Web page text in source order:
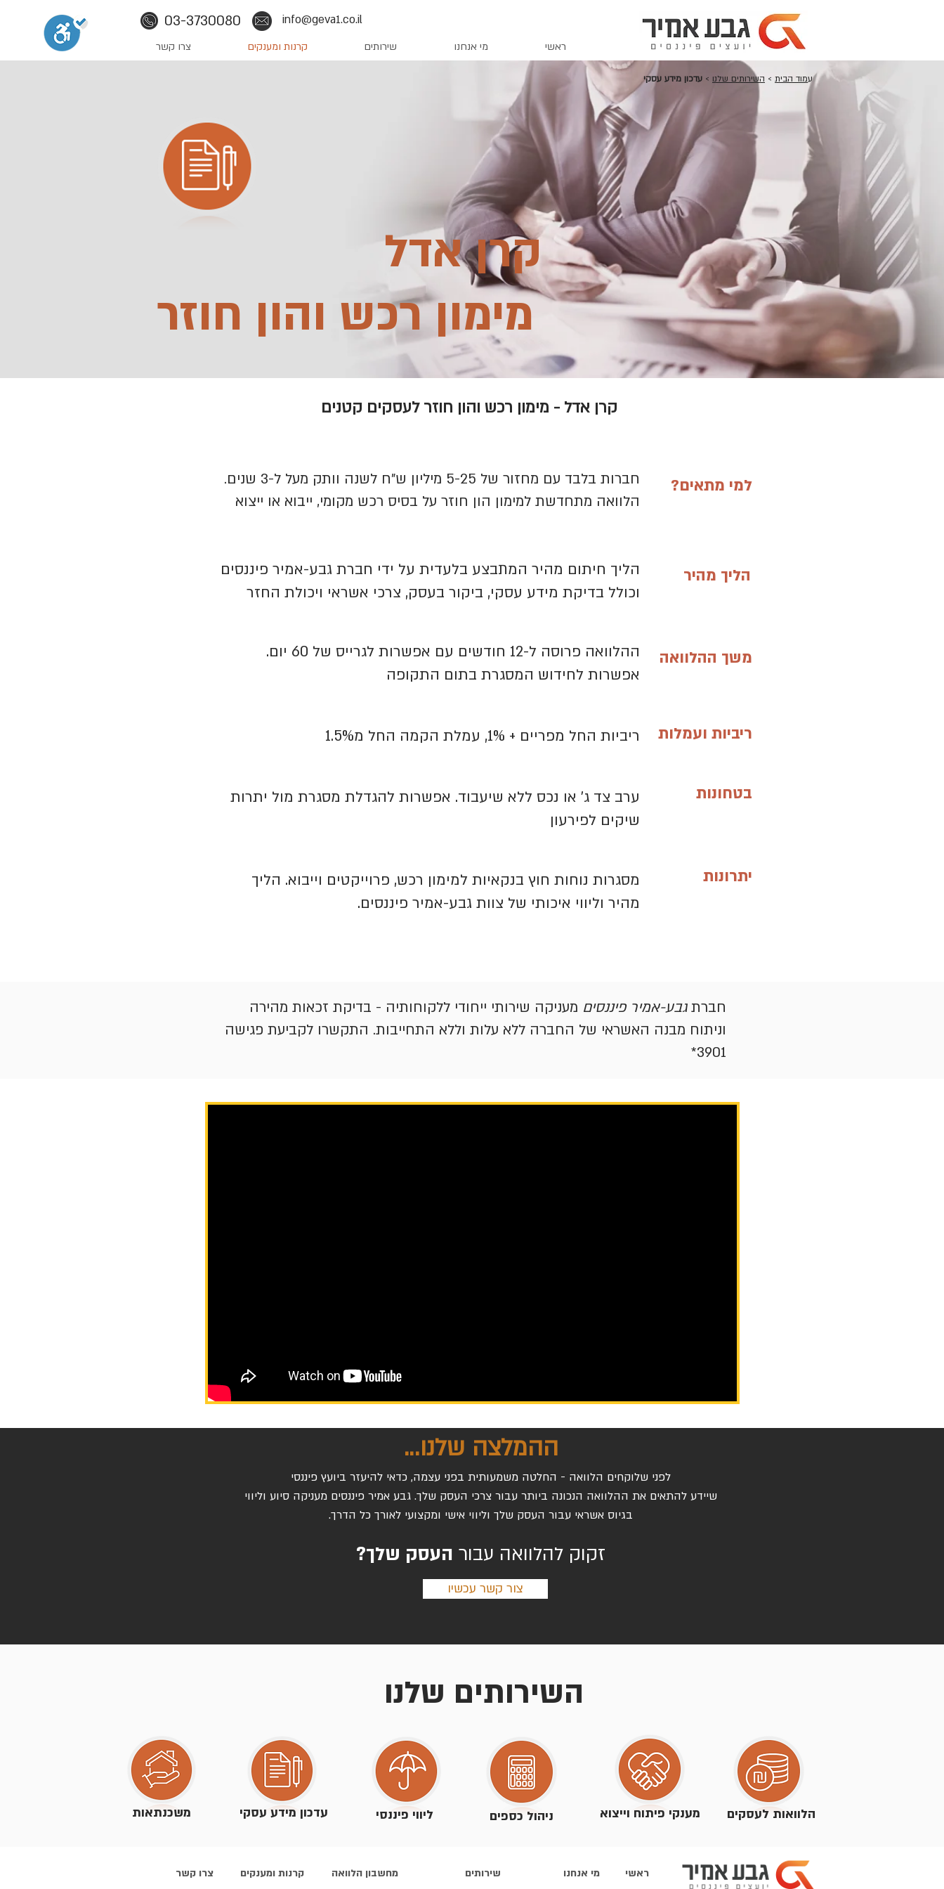
03-3730080 info@geva1.co.il
ראשי מי אנחנו שירותים קרנות ומענקים צרו קשר
עמוד הבית > השירותים שלנו > עדכון מידע עסקי
מימון רכש והון חוזר
קרן אדל
קרן אדל - מימון רכש והון חוזר לעסקים קטנים
חברות בלבד עם מחזור של 5-25 מיליון ש"ח לשנה וותק מעל ל-3 שנים.
הלוואה מתחדשת למימון הון חוזר על בסיס רכש מקומי, ייבוא או ייצוא
למי מתאים?
הליך חיתום מהיר המתבצע בלעדית על ידי חברת גבע-אמיר פיננסים
וכולל בדיקת מידע עסקי, ביקור בעסק, צרכי אשראי ויכולת החזר
הליך מהיר
ההלוואה פרוסה ל-12 חודשים עם אפשרות לגרייס של 60 יום.
אפשרות לחידוש המסגרת בתום התקופה
משך ההלוואה
ריביות החל מפריים + 1%, עמלת הקמה החל מ1.5% ריביות ועמלות
ערב צד ג' או נכס ללא שיעבוד. אפשרות להגדלת מסגרת מול יתרות
שיקים לפירעון
בטחונות
מסגרות נוחות חוץ בנקאיות למימון רכש, פרוייקטים וייבוא. הליך
מהיר וליווי איכותי של צוות גבע-אמיר פיננסים.
יתרונות
חברתגבע-אמיר פיננסים מעניקה שירותי ייחודי ללקוחותיה - בדיקת זכאות מהירה
וניתוח מבנה האשראי של החברה ללא עלות וללא התחייבות. התקשרו לקביעת פגישה
3901*
ההמלצה שלנו...
לפני שלוקחים הלוואה - החלטה משמעותית בפני עצמה, כדאי להיעזר ביועץ פיננסי
שיידע להתאים את ההלוואה הנכונה ביותר עבור צרכי העסק שלך. גבע אמיר פיננסים מעניקה סיוע וליווי
בגיוס אשראי עבור העסק שלך וליווי אישי ומקצועי לאורך כל הדרך.
זקוק להלוואה עבור העסק שלך?
צור קשר עכשיו
השירותים שלנו
משכנתאות עדכון מידע עסקי ליווי פיננסי ניהול כספים מענקי פיתוח וייצוא הלוואות לעסקים
צרו קשר
קרנות ומענקים
מחשבון הלוואה
שירותים
מי אנחנו
ראשי